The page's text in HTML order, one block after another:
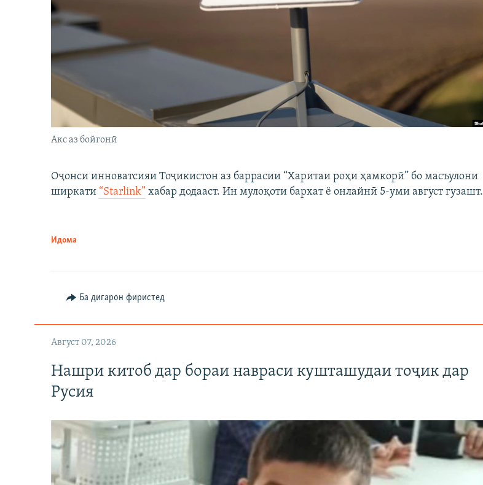
Акс аз бойгонӣ
Оҷонси инноватсияи Тоҷикистон аз баррасии “Харитаи роҳи ҳамкорӣ” бо масъулони
ширкати “Starlink” хабар додааст. Ин мулоқоти бархат ё онлайнӣ 5-уми август гузашт.
Идома
Ба дигарон фиристед
Август 07, 2026
Нашри китоб дар бораи навраси кушташудаи тоҷик дар
Русия